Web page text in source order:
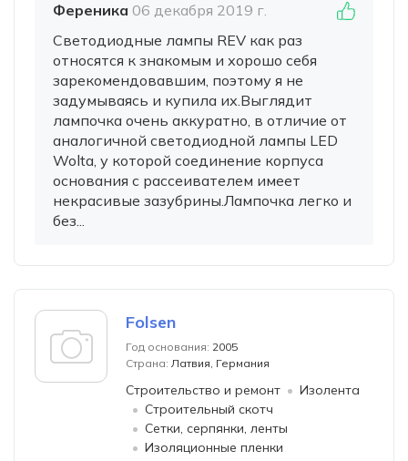
Ференика 06 декабря 2019 г.
Светодиодные лампы REV как раз
относятся к знакомым и хорошо себя
зарекомендовавшим, поэтому я не
задумываясь и купила их.Выглядит
лампочка очень аккуратно, в отличие от
аналогичной светодиодной лампы LED
Wolta, у которой соединение корпуса
основания с рассеивателем имеет
некрасивые зазубрины.Лампочка легко и
без...
Folsen
Год основания: 2005
Страна: Латвия, Германия
Строительство и ремонт
Изолента
Строительный скотч
Сетки, серпянки, ленты
Изоляционные пленки